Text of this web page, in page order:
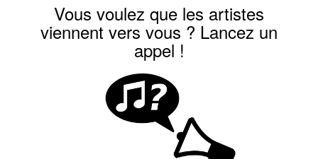
Vous voulez que les artistes
viennent vers vous ? Lancez un
appel !